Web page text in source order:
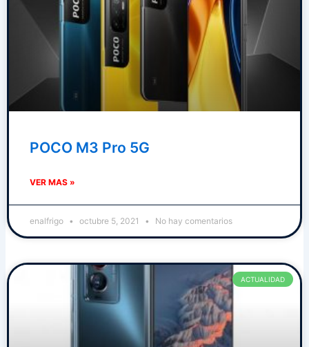
POCO M3 Pro 5G
VER MAS »
enalfrigo octubre 5, 2021 No hay comentarios
ACTUALIDAD